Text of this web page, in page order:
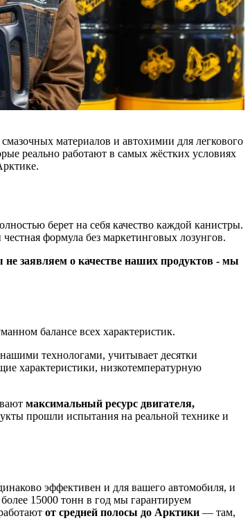
материалов и автохимии для легкового
реально работают в самых жёстких условиях
берет на себя качество каждой канистры.
формула без маркетинговых лозунгов.
заявляем о качестве наших продуктов - мы
балансе всех характеристик.
технологами, учитывает десятки
характеристики, низкотемпературную
максимальный ресурс двигателя,
прошли испытания на реальной технике и
эффективен и для вашего автомобиля, и
15000 тонн в год мы гарантируем
от средней полосы до Арктики — там,